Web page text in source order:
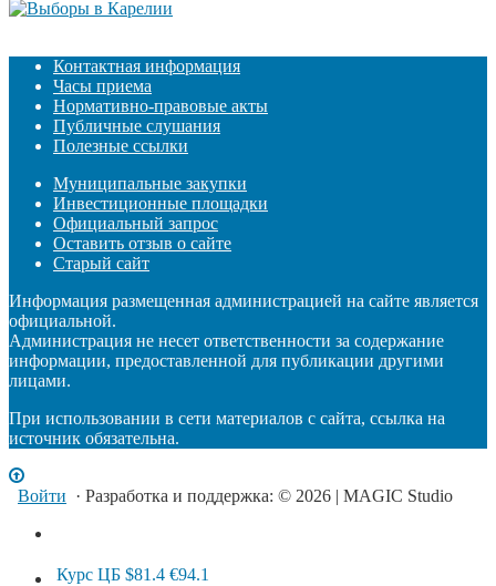
Контактная информация
Часы приема
Нормативно-правовые акты
Публичные слушания
Полезные ссылки
Муниципальные закупки
Инвестиционные площадки
Официальный запрос
Оставить отзыв о сайте
Старый сайт
Информация размещенная администрацией на сайте является
официальной.
Администрация не несет ответственности за содержание
информации, предоставленной для публикации другими
лицами.
При использовании в сети материалов с сайта, ссылка на
источник обязательна.
Войти · Разработка и поддержка: © 2026 | MAGIC Studio
Курс ЦБ $81.4 €94.1